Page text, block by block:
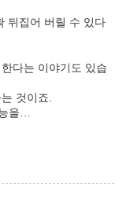
뒤집어 버릴 수 있다
다는 이야기도 있습
것이죠.
을…